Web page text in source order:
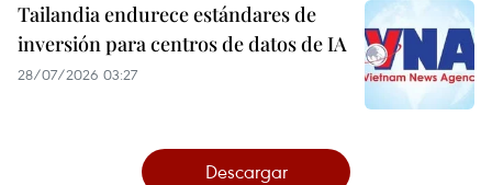
Tailandia endurece estándares de
inversión para centros de datos de IA
28/07/2026 03:27
Descargar